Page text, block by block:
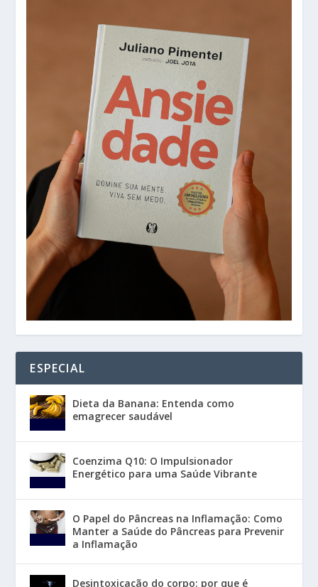
ESPECIAL
Dieta da Banana: Entenda como
emagrecer saudável
Coenzima Q10: O Impulsionador
Energético para uma Saúde Vibrante
O Papel do Pâncreas na Inflamação: Como
Manter a Saúde do Pâncreas para Prevenir
a Inflamação
Desintoxicação do corpo: por que é